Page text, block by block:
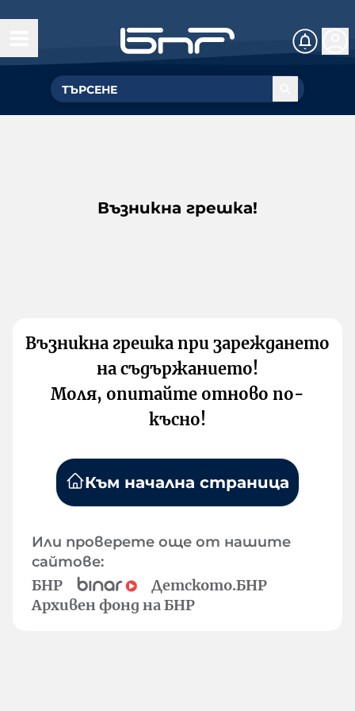
Възникна грешка!
Възникна грешка при зареждането
на съдържанието!
Моля, опитайте отново по-
късно!
Към начална страница
Или проверете още от нашите
сайтове:
БНР
Детското.БНР
Архивен фонд на БНР